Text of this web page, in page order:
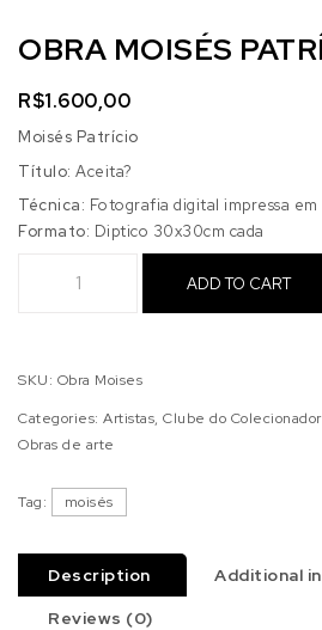
OBRA MOISÉS
R$1.600,00
Moisés Patrício
Título: Aceita?
Técnica: Fotografia digital impressa
Formato: Diptico 30x30cm cada
ADD TO CART
SKU: Obra Moises
Categories: Artistas, Clube do
Obras de arte
Tag: moisés
Description
Additional
Reviews (0)